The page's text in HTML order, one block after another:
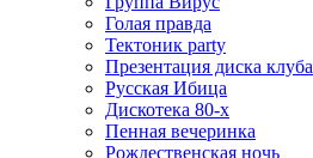
Голая правда
Тектоник party
Презентация диска клуба
Русская Ибица
Дискотека 80-х
Пенная вечеринка
Рождественская ночь